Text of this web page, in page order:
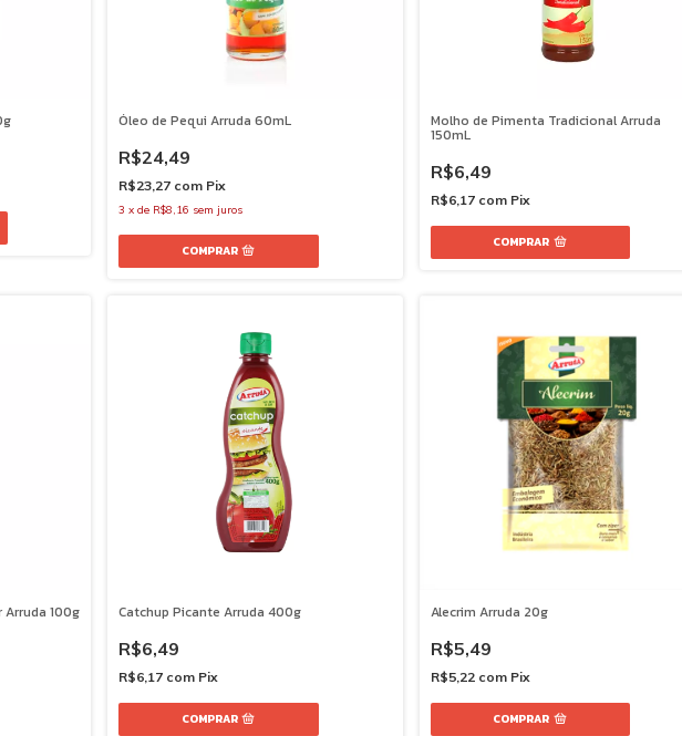
Óleo de Pequi Arruda 60mL
R$24,49
R$23,27 com Pix
3 xde R$8,16 sem juros
Molho de Pimenta Tradicional Arruda
150mL
R$6,49
R$6,17 com Pix
100g Catchup Picante Arruda 400g
R$6,49
R$6,17 com Pix
Alecrim Arruda 20g
R$5,49
R$5,22 com Pix